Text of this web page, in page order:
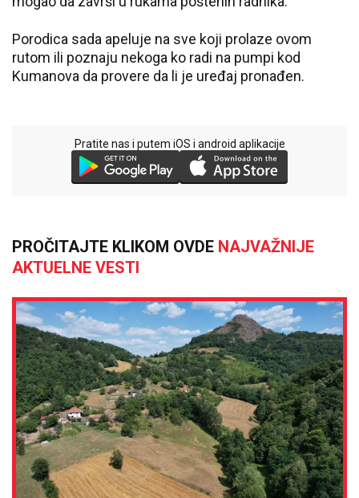
Porodica sada apeluje na sve koji prolaze ovom
rutom ili poznaju nekoga ko radi na pumpi kod
Kumanova da provere da li je uređaj pronađen.
Pratite nas i putem iOS i android aplikacije
PROČITAJTE KLIKOM OVDE NAJVAŽNIJE
AKTUELNE VESTI